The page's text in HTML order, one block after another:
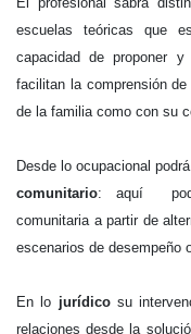
escuelas teóricas que
capacidad de proponer
facilitan la comprensión
de la familia como con su
Desde lo ocupacional
comunitario: aquí
comunitaria a partir de
escenarios de desempeño
En lo jurídicosu
relaciones desde la